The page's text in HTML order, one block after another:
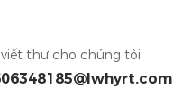
viết thư cho chúng tôi